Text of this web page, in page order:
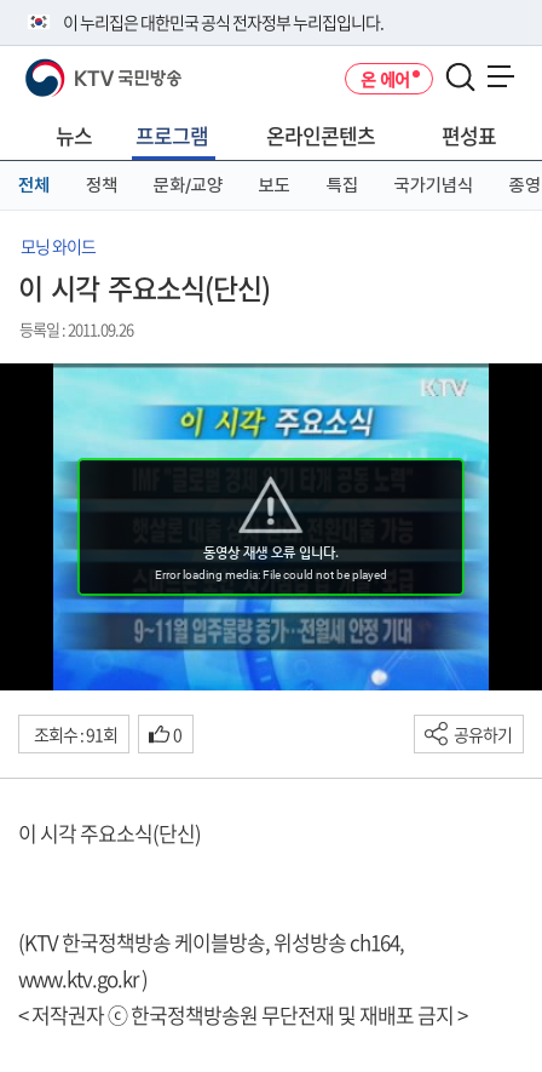
이 누리집은 대한민국 공식 전자정부 누리집입니다.
공식 누리집 주소 확인하기
니다.
이밖에 or.kr 또는 .kr등 다른 도메인 주소를 사용하고 있다면 아래 URL에
서 도메인 주소를 확인해 보세요
KTV 국민방송 온 에어
뉴스 프로그램 온라인콘텐츠 편성표
전체 정책 문화/교양 보도 특집 국가기념식 종영
모닝 와이드
이 시각 주요소식(단신)
등록일 : 2011.09.26
조회수 : 91회 0 공유하기
이 시각 주요소식(단신)
(KTV 한국정책방송 케이블방송, 위성방송 ch164,
www.ktv.go.kr)
< 저작권자 ⓒ 한국정책방송원 무단전재 및 재배포 금지 >